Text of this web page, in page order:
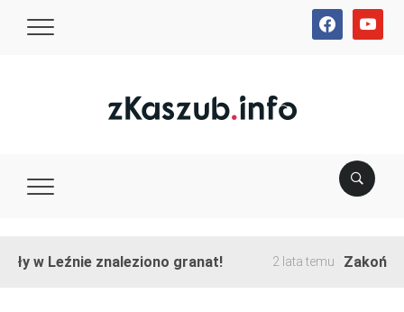
facebookyoutube
Leźnie znaleziono granat! 2 lata temu Zakończono